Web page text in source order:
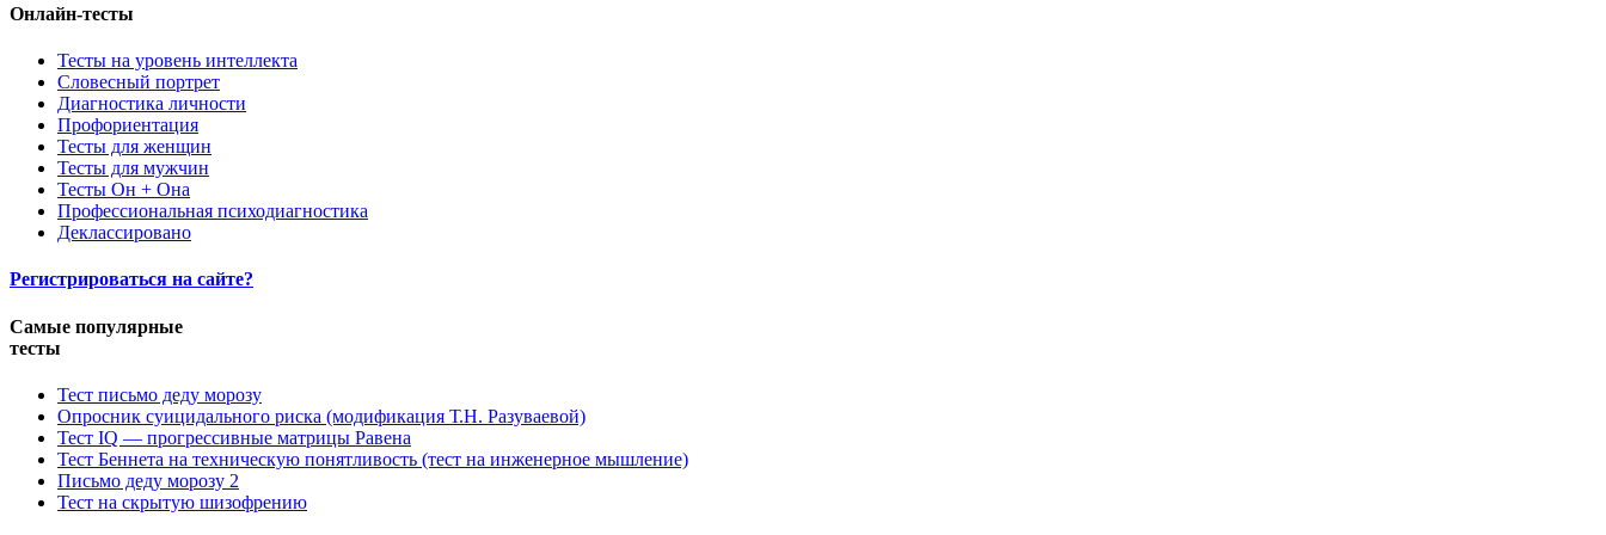
Онлайн-тесты
Тесты на уровень интеллекта
Словесный портрет
Диагностика личности
Профориентация
Тесты для женщин
Тесты для мужчин
Тесты Он + Она
Профессиональная психодиагностика
Деклассировано
Регистрироваться на сайте?
Самые популярные
тесты
Тест письмо деду морозу
Опросник суицидального риска (модификация Т.Н. Разуваевой)
Тест IQ — прогрессивные матрицы Равена
Тест Беннета на техническую понятливость (тест на инженерное мышление)
Письмо деду морозу 2
Тест на скрытую шизофрению